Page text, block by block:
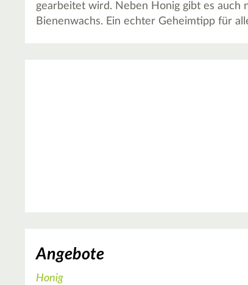
gearbeitet wird. Neben Honig gibt es auch
Bienenwachs. Ein echter Geheimtipp für
Angebote
Honig